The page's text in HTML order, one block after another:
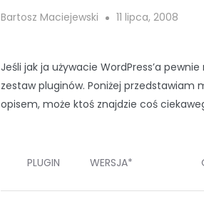
Bartosz Maciejewski 11 lipca, 2008
Jeśli jak ja używacie WordPress’a
zestaw pluginów. Poniżej przedstawiam
opisem, może ktoś znajdzie coś
PLUGIN WERSJA*